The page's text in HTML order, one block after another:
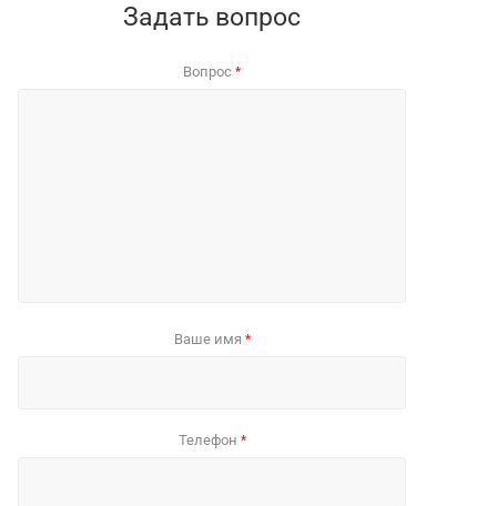
Задать вопрос
Вопрос *
Ваше имя *
Телефон *